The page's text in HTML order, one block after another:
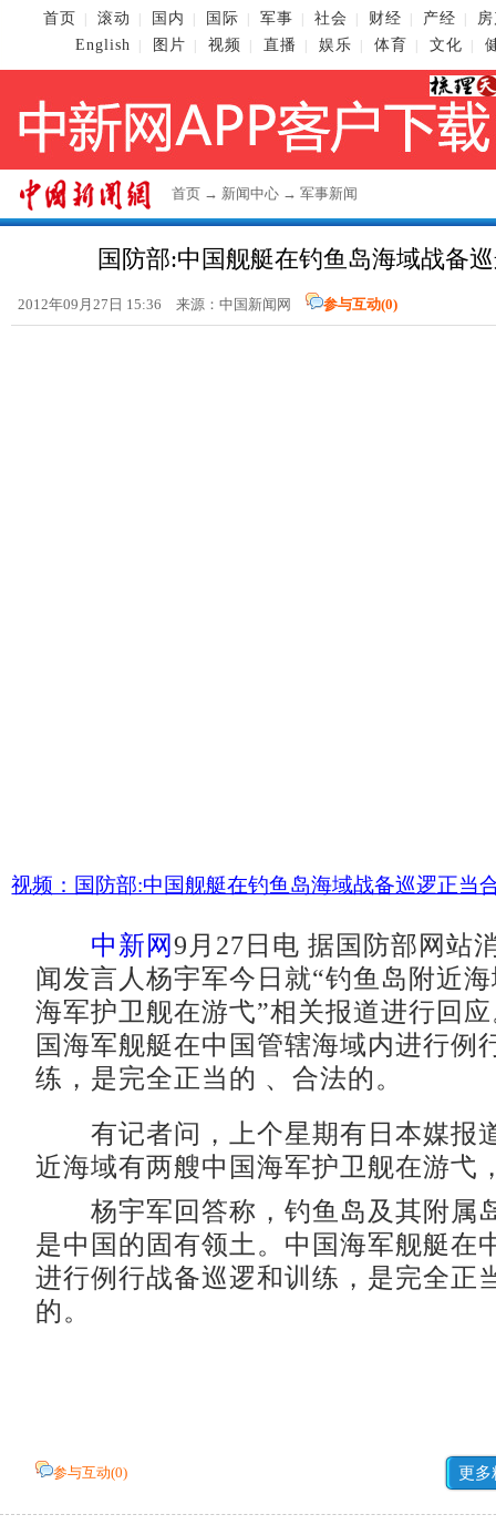
首页 滚动 国内 国际 军事 社会 财经 产经
English
图片 视频 直播 娱乐 体育 文化
首页 → 新闻中心 → 军事新闻
国防部:中国舰艇在钓鱼岛海域战备
2012年09月27日 15:36 来源： 中国新闻网 参与互动(0)
视频：国防部:中国舰艇在钓鱼岛海域战备巡逻正当
中新网 9月27日电 据国防部网站
闻发言人杨宇军今日就“钓鱼岛附近
海军护卫舰在游弋”相关报道进行回
国海军舰艇在中国管辖海域内进行例
练，是完全正当的 、合法的。
有记者问，上个星期有日本媒报
近海域有两艘中国海军护卫舰在游弋
杨宇军回答称，钓鱼岛及其附属
是中国的固有领土。中国海军舰艇在
进行例行战备巡逻和训练，是完全正
的。
参与互动(0) 更多